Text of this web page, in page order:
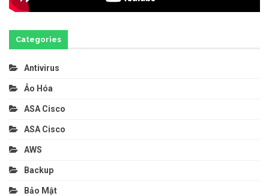
Categories
Antivirus
Ảo Hóa
ASA Cisco
ASA Cisco
AWS
Backup
Bảo Mật